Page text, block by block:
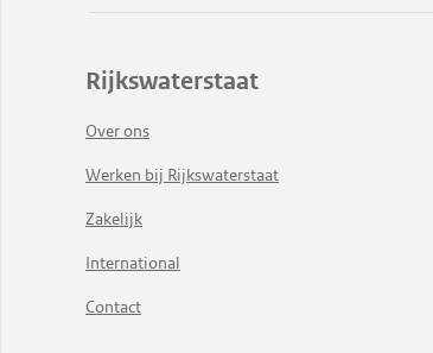
Rijkswaterstaat
Over ons
Werken bij Rijkswaterstaat
Zakelijk
International
Contact